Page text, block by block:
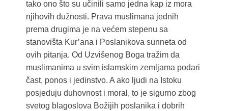
tako ono što su učinili samo jedna kap iz mora
njihovih dužnosti. Prava muslimana jednih
prema drugima je na većem stepenu sa
stanovišta Kur’ana i Poslanikova sunneta od
ovih pitanja. Od Uzvišenog Boga tražim da
muslimanima u svim islamskim zemljama podari
čast, ponos i jedinstvo. A ako ljudi na Istoku
posjeduju duhovnost i moral, to je sigurno zbog
svetog blagoslova Božijih poslanika i dobrih